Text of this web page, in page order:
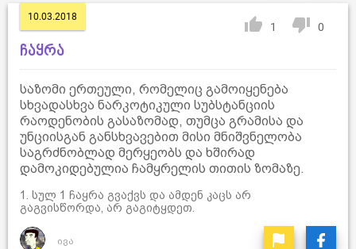
10.03.2018
1 0
ჩაყრა
საზომი ერთეული, რომელიც გამოიყენება
სხვადასხვა ნარკოტიკული სუბსტანციის
რაოდენობის გასაზომად, თუმცა გრამისა და
უნციისგან განსხვავებით მისი მნიშვნელობა
საგრძნობლად მერყეობს და ხშირად
დამოკიდებულია ჩამყრელის თითის ზომაზე.
1. სულ 1 ჩაყრა გვაქვს და ამდენ კაცს არ
გაგვისწორდა, არ გაგიტყდეთ.
ივა